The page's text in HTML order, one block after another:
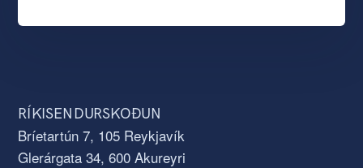
RÍKISENDURSKOÐUN
Bríetartún 7, 105 Reykjavík
Glerárgata 34, 600 Akureyri